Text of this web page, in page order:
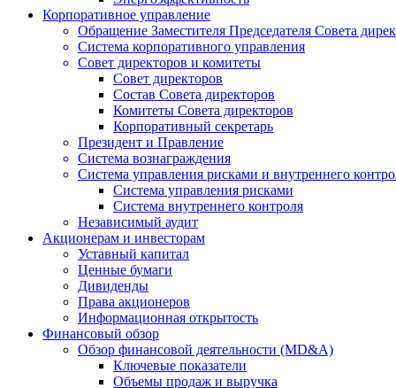
Корпоративное управление
Обращение Заместителя Председателя Совета
Система корпоративного управления
Совет директоров и комитеты
Совет директоров
Состав Совета директоров
Комитеты Совета директоров
Корпоративный секретарь
Президент и Правление
Система вознаграждения
Система управления рисками и внутреннего
Система управления рисками
Система внутреннего контроля
Независимый аудит
Акционерам и инвесторам
Уставный капитал
Ценные бумаги
Дивиденды
Права акционеров
Информационная открытость
Финансовый обзор
Обзор финансовой деятельности (MD&A)
Ключевые показатели
Объемы продаж и выручка